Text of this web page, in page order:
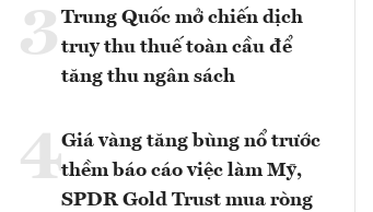
3 Trung Quốc mở chiến dịch
truy thu thuế toàn cầu để
tăng thu ngân sách
4Giá vàng tăng bùng nổ trước
thềm báo cáo việc làm Mỹ,
SPDR Gold Trust mua ròng